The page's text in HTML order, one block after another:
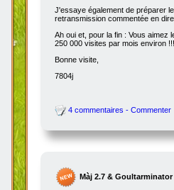
J'essaye également de préparer
retransmission commentée en
Ah oui et, pour la fin : Vous
250 000 visites par mois environ !!!
Bonne visite,
7804j
4 commentaires - Commenter
Màj 2.7 & Goultarminator